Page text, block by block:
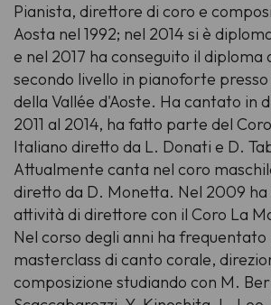
Pianista, direttore di coro e
Aosta nel 1992; nel 2014 si è
e nel 2017 ha conseguito il diploma
secondo livello in pianoforte
della Vallée d'Aoste. Ha cantato in
2011 al 2014, ha fatto parte del
Italiano diretto da L. Donati e D.
Attualmente canta nel coro
diretto da D. Monetta. Nel 2009 ha
attività di direttore con il Coro La
Nel corso degli anni ha frequentato
masterclass di canto corale,
composizione studiando con M.